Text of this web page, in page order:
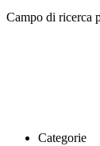
Campo di ricerca
Categorie